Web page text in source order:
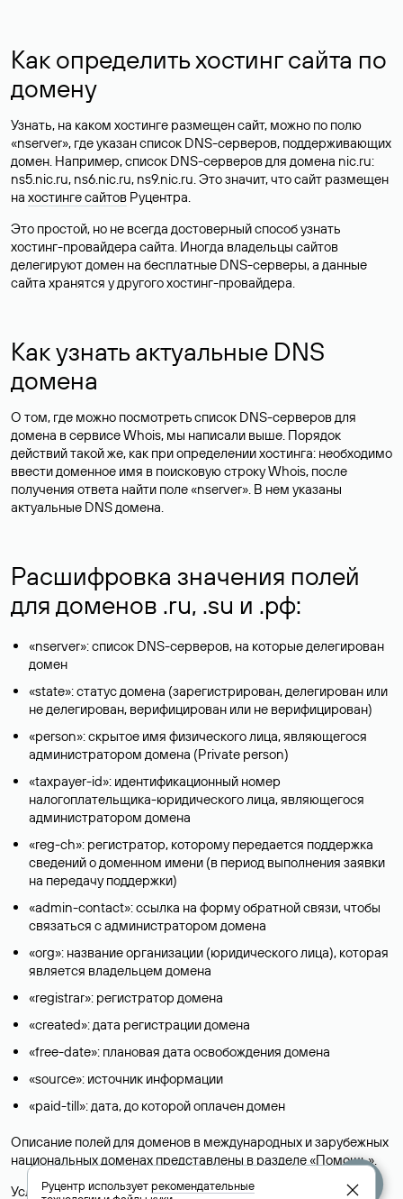
Как определить хостинг сайта по
домену
Узнать, на каком хостинге размещен сайт, можно по полю
«nserver», где указан список DNS-серверов, поддерживающих
домен. Например, список DNS-серверов для домена nic.ru:
ns5.nic.ru, ns6.nic.ru, ns9.nic.ru. Это значит, что сайт размещен
на хостинге сайтов Руцентра.
Это простой, но не всегда достоверный способ узнать
хостинг-провайдера сайта. Иногда владельцы сайтов
делегируют домен на бесплатные DNS-серверы, а данные
сайта хранятся у другого хостинг-провайдера.
Как узнать актуальные DNS
домена
О том, где можно посмотреть список DNS-серверов для
домена в сервисе Whois, мы написали выше. Порядок
действий такой же, как при определении хостинга: необходимо
ввести доменное имя в поисковую строку Whois, после
получения ответа найти поле «nserver». В нем указаны
актуальные DNS домена.
Расшифровка значения полей
для доменов .ru, .su и .рф:
«nserver»: список DNS-серверов, на которые делегирован
домен
«state»: статус домена (зарегистрирован, делегирован или
не делегирован, верифицирован или не верифицирован)
«person»: скрытое имя физического лица, являющегося
администратором домена (Privatе person)
«taxpayer-id»: идентификационный номер
налогоплательщика-юридического лица, являющегося
администратором домена
«reg-ch»: регистратор, которому передается поддержка
сведений о доменном имени (в период выполнения заявки
на передачу поддержки)
«admin-contact»: ссылка на форму обратной связи, чтобы
связаться с администратором домена
«org»: название организации (юридического лица), которая
является владельцем домена
«registrar»: регистратор домена
«created»: дата регистрации домена
«free-date»: плановая дата освобождения домена
«source»: источник информации
«paid-till»: дата, до которой оплачен домен
Описание полей для доменов в международных и зарубежных
национальных доменах представлены в разделе «Помощь».
Условия использования Whois-сервиса
Руцентр используетрекомендательные